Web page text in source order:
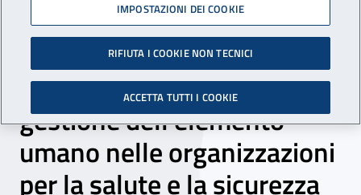
Webinar - Ripartenza
lavorativa dopo
l’emergenza sanitaria: la
gestione dell’elemento
umano nelle organizzazioni
per la salute e la sicurezza
IMPOSTAZIONI DEI COOKIE
RIFIUTA I COOKIE NON TECNICI
ACCETTA TUTTI I COOKIE